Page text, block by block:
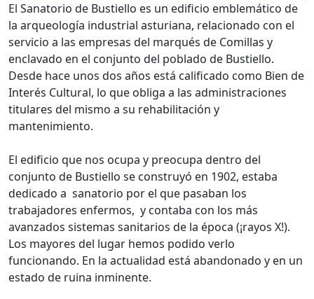
El Sanatorio de Bustiello es un edificio emblemático de
la arqueología industrial asturiana, relacionado con el
servicio a las empresas del marqués de Comillas y
enclavado en el conjunto del poblado de Bustiello.
Desde hace unos dos años está calificado como Bien de
Interés Cultural, lo que obliga a las administraciones
titulares del mismo a su rehabilitación y
mantenimiento.
El edificio que nos ocupa y preocupa dentro del
conjunto de Bustiello se construyó en 1902, estaba
dedicado a sanatorio por el que pasaban los
trabajadores enfermos, y contaba con los más
avanzados sistemas sanitarios de la época (¡rayos X!).
Los mayores del lugar hemos podido verlo
funcionando. En la actualidad está abandonado y en un
estado de ruina inminente.